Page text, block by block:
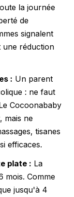
la journée
de
signalent
une réduction
: Un parent
: ne faut
Cocoonababy
mais ne
tisanes
efficaces.
plate : La
mois. Comme
jusqu'à 4